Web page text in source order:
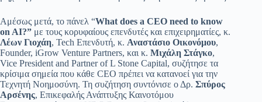
Αμέσως μετά, το πάνελ “What does a CEO need to know
on AI?” με τους κορυφαίους επενδυτές και επιχειρηματίες, κ.
Λέων Γιοχάη, Tech Επενδυτή, κ. Αναστάσιο Οικονόμου,
Founder, iGrow Venture Partners, και κ. Μιχάλη Στάγκο,
Vice President and Partner of L Stone Capital, συζήτησε τα
κρίσιμα σημεία που κάθε CEO πρέπει να κατανοεί για την
Τεχνητή Νοημοσύνη. Τη συζήτηση συντόνισε ο Δρ. Σπύρος
Αρσένης, Επικεφαλής Ανάπτυξης Καινοτόμου